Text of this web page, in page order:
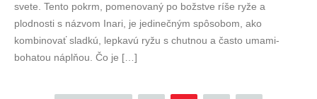
svete. Tento pokrm, pomenovaný po božstve ríše ryže a
plodnosti s názvom Inari, je jedinečným spôsobom, ako
kombinovať sladkú, lepkavú ryžu s chutnou a často umami-
bohatou náplňou. Čo je […]